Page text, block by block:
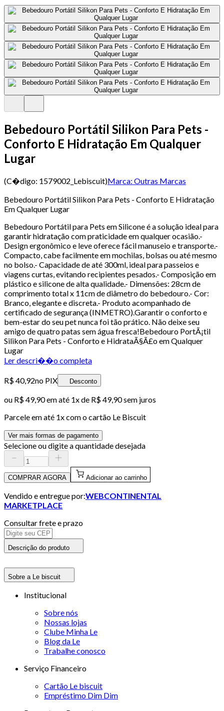
Bebedouro Portátil Silikon Para Pets -
Conforto E Hidratação Em Qualquer
Lugar
(C�digo: 1579002_Lebiscuit)Marca: Outras Marcas
Bebedouro Portátil Silikon Para Pets - Conforto E Hidratação
Em Qualquer Lugar
Bebedouro Portátil para Pets em Silicone é a solução ideal para
garantir hidratação com praticidade em qualquer ocasião.-
Design ergonômico e leve oferece fácil manuseio e transporte.-
Compacto, cabe facilmente em mochilas, bolsas ou até mesmo
no bolso.- Capacidade de até 300ml, ideal para passeios e
viagens curtas, evitando recipientes pesados.- Composição em
plástico e silicone de alta qualidade.- Dimensões: 28cm de
comprimento total x 11cm de diâmetro do bebedouro.- Cor:
Branco, elegante e discreta.- Produto acompanhado de
certificado de segurança (INMETRO).Garantir o conforto e
bem-estar do seu pet nunca foi tão prático. Não deixe seu
amigo de quatro patas sem água fresca!Bebedouro PortÃ¡til
Silikon Para Pets - Conforto e HidrataÃ§Ã£o em Qualquer
Lugar
Ler descri��o completa
R$ 40,92no PIX Desconto
ou R$ 49,90em até 1x de R$ 49,90sem juros
Parcele em até 1x com o cartão Le Biscuit
Ver mais formas de pagamento
Selecione ou digite a quantidade desejada
COMPRAR AGORA Adicionar ao carrinho
Vendido e entregue por:WEBCONTINENTAL
MARKETPLACE
Consultar frete e prazo
Descrição do produto
Sobre a Le biscuit
Institucional
Sobre nós
Nossas lojas
Clube Minha Le
Blog da Le
Trabalhe conosco
Serviço Financeiro
Cartão Le biscuit
Empréstimo Dim Dim